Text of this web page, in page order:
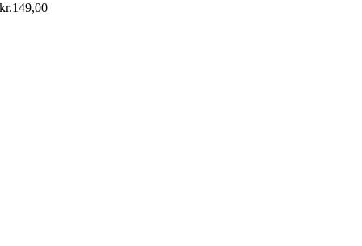
kr.149,00